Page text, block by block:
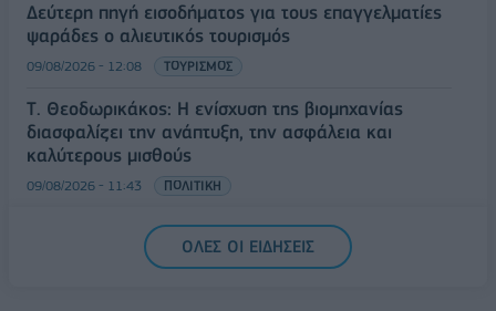
Δεύτερη πηγή εισοδήματος για τους επαγγελματίες
ψαράδες ο αλιευτικός τουρισμός
09/08/2026 - 12:08 ΤΟΥΡΙΣΜΟΣ
Τ. Θεοδωρικάκος: Η ενίσχυση της βιομηχανίας
διασφαλίζει την ανάπτυξη, την ασφάλεια και
καλύτερους μισθούς
09/08/2026 - 11:43 ΠΟΛΙΤΙΚΗ
Υπ. Μεταφορών: Οριστική λύση στο ζήτημα των
πινακίδων κυκλοφορίας - Τέλος στις χρονοβόρες
ΟΛΕΣ ΟΙ ΕΙΔΗΣΕΙΣ